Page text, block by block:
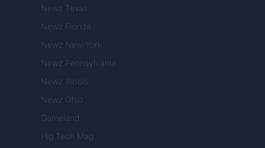
Newz Texas
Newz Florida
Newz New York
Newz Pennsylvania
Newz Illinois
Newz Ohio
Gameland
Hig Tech Mag